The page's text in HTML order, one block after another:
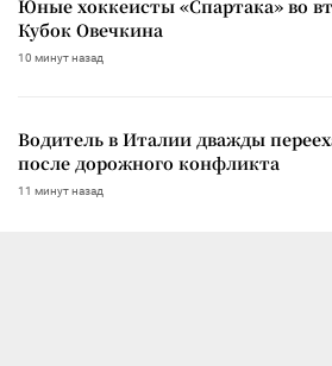
Юные хоккеисты «Спартака» во
Кубок Овечкина
10 минут назад
Водитель в Италии дважды
после дорожного конфликта
11 минут назад